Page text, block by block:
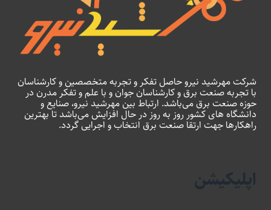
شرکت مهرشید نیرو حاصل تفکر و تجربه متخصصین و کارشناسان
با تجربه صنعت برق و کارشناسان جوان و با علم و تفکر مدرن در
حوزه صنعت برق می‌باشد. ارتباط بین مهرشید نیرو، صنایع و
دانشگاه های کشور روز به روز در حال افزایش می‌باشد تا بهترین
راهکارها جهت ارتقا صنعت برق انتخاب و اجرایی گردد.
اپلیکیشن